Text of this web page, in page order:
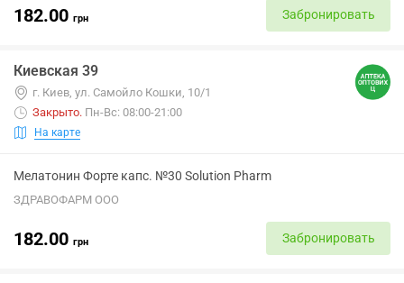
182.00 грн Забронировать
Киевская 39
г. Киев, ул. Самойло Кошки, 10/1
Закрыто. Пн-Вс: 08:00-21:00
На карте
Мелатонин Форте капс. №30 Solution Pharm
ЗДРАВОФАРМ ООО
182.00 грн Забронировать